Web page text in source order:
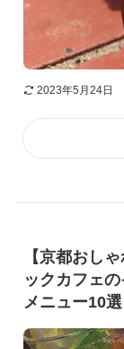
2023年5月24日
【京都おし
ックカフェ
メニュー10選